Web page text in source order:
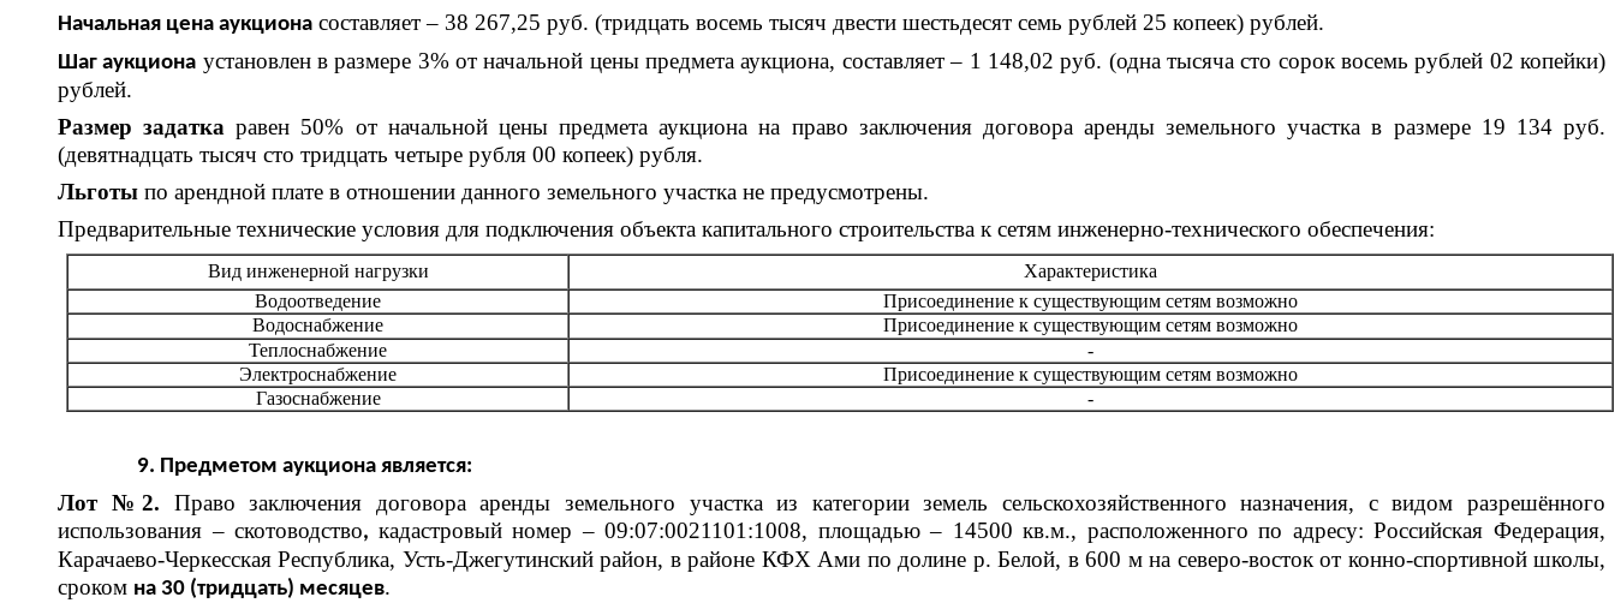
Начальная цена аукциона составляет – 38 267,25 руб. (тридцать восемь тысяч двести шестьдесят семь рублей 25 копеек) рублей.
Шаг аукциона установлен в размере 3% от начальной цены предмета аукциона, составляет – 1 148,02 руб. (одна тысяча сто сорок восемь рублей 02 копейки)
рублей.
Размер задатка равен 50% от начальной цены предмета аукциона на право заключения договора аренды земельного участка в размере 19 134 руб.
(девятнадцать тысяч сто тридцать четыре рубля 00 копеек) рубля.
Льготы по арендной плате в отношении данного земельного участка не предусмотрены.
Предварительные технические условия для подключения объекта капитального строительства к сетям инженерно-технического обеспечения:
Вид инженерной нагрузки
Характеристика
Водоотведение
Присоединение к существующим сетям возможно
Водоснабжение
Присоединение к существующим сетям возможно
Теплоснабжение
-
Электроснабжение
Присоединение к существующим сетям возможно
Газоснабжение
-
9. Предметом аукциона является:
Лот №2. Право заключения договора аренды земельного участка из категории земель сельскохозяйственного назначения, с видом разрешённого
использования – скотоводство, кадастровый номер – 09:07:0021101:1008, площадью – 14500 кв.м., расположенного по адресу: Российская Федерация,
Карачаево-Черкесская Республика, Усть-Джегутинский район, в районе КФХ Ами по долине р. Белой, в 600 м на северо-восток от конно-спортивной школы,
сроком на 30 (тридцать) месяцев.